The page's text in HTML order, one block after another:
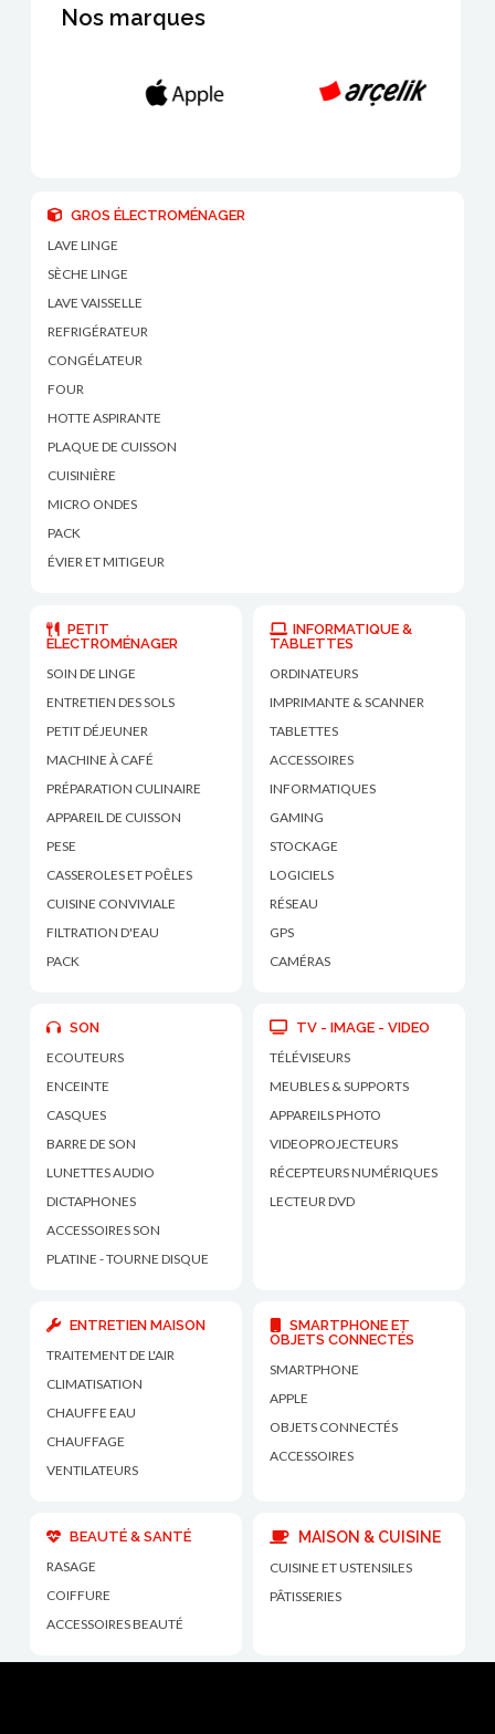
Nos marques
GROS ÉLECTROMÉNAGER
LAVE LINGE
SÈCHE LINGE
LAVE VAISSELLE
REFRIGÉRATEUR
CONGÉLATEUR
FOUR
HOTTE ASPIRANTE
PLAQUE DE CUISSON
CUISINIÈRE
MICRO ONDES
PACK
ÉVIER ET MITIGEUR
PETIT
ÉLECTROMÉNAGER
SOIN DE LINGE
ENTRETIEN DES SOLS
PETIT DÉJEUNER
MACHINE À CAFÉ
PRÉPARATION CULINAIRE
APPAREIL DE CUISSON
PESE
CASSEROLES ET POÊLES
CUISINE CONVIVIALE
FILTRATION D'EAU
PACK
INFORMATIQUE &
TABLETTES
ORDINATEURS
IMPRIMANTE & SCANNER
TABLETTES
ACCESSOIRES
INFORMATIQUES
GAMING
STOCKAGE
LOGICIELS
RÉSEAU
GPS
CAMÉRAS
SON
ECOUTEURS
ENCEINTE
CASQUES
BARRE DE SON
LUNETTES AUDIO
DICTAPHONES
ACCESSOIRES SON
PLATINE - TOURNE DISQUE
TV - IMAGE - VIDEO
TÉLÉVISEURS
MEUBLES & SUPPORTS
APPAREILS PHOTO
VIDEOPROJECTEURS
RÉCEPTEURS NUMÉRIQUES
LECTEUR DVD
ENTRETIEN MAISON
TRAITEMENT DE L'AIR
CLIMATISATION
CHAUFFE EAU
CHAUFFAGE
VENTILATEURS
SMARTPHONE ET
OBJETS CONNECTÉS
SMARTPHONE
APPLE
OBJETS CONNECTÉS
ACCESSOIRES
BEAUTÉ & SANTÉ
RASAGE
COIFFURE
ACCESSOIRES BEAUTÉ
MAISON & CUISINE
CUISINE ET USTENSILES
PÂTISSERIES